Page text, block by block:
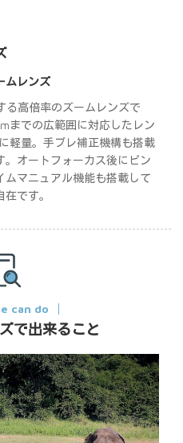
ムレンズ
る高倍率のズームレンズで
までの広範囲に対応したレン
軽量。手ブレ補正機構も搭載
。オートフォーカス後にピン
ムマニュアル機能も搭載して
です。
can do
で出来ること